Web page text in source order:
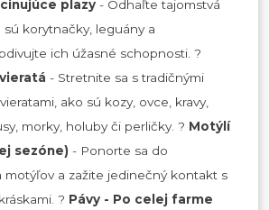
plazy - Odhaľte tajomstvá
sú korytnačky, leguány a
ich úžasné schopnosti. ?
- Stretnite sa s tradičnými
ako sú kozy, ovce, kravy,
morky, holuby či perličky. ? Motýlí
sezóne) - Ponorte sa do
motýľov a zažite jedinečný kontakt s
? Pávy - Po celej farme